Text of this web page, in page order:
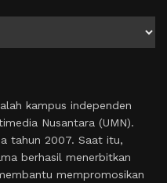
kampus independen
Nusantara (UMN).
tahun 2007. Saat itu,
berhasil menerbitkan
mempromosikan